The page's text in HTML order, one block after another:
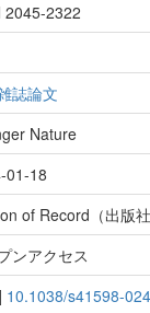
2045-2322
誌論文
Nature
01-18
of Record（出版
ンアクセス
10.1038/s41598-